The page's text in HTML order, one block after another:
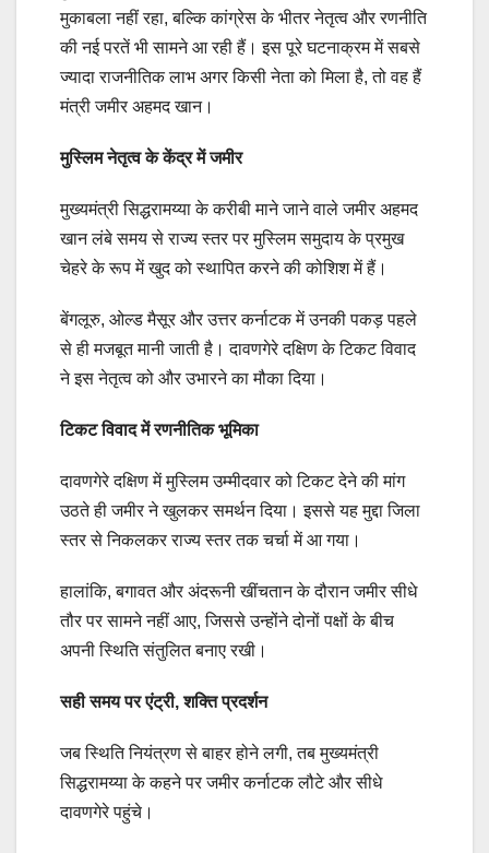
मुकाबला नहीं रहा, बल्कि कांग्रेस के भीतर नेतृत्व और रणनीति
की नई परतें भी सामने आ रही हैं। इस पूरे घटनाक्रम में सबसे
ज्यादा राजनीतिक लाभ अगर किसी नेता को मिला है, तो वह हैं
मंत्री जमीर अहमद खान।
मुस्लिम नेतृत्व के केंद्र में जमीर
मुख्यमंत्री सिद्धरामय्या के करीबी माने जाने वाले जमीर अहमद
खान लंबे समय से राज्य स्तर पर मुस्लिम समुदाय के प्रमुख
चेहरे के रूप में खुद को स्थापित करने की कोशिश में हैं।
बेंगलूरु, ओल्ड मैसूर और उत्तर कर्नाटक में उनकी पकड़ पहले
से ही मजबूत मानी जाती है। दावणगेरे दक्षिण के टिकट विवाद
ने इस नेतृत्व को और उभारने का मौका दिया।
टिकट विवाद में रणनीतिक भूमिका
दावणगेरे दक्षिण में मुस्लिम उम्मीदवार को टिकट देने की मांग
उठते ही जमीर ने खुलकर समर्थन दिया। इससे यह मुद्दा जिला
स्तर से निकलकर राज्य स्तर तक चर्चा में आ गया।
हालांकि, बगावत और अंदरूनी खींचतान के दौरान जमीर सीधे
तौर पर सामने नहीं आए, जिससे उन्होंने दोनों पक्षों के बीच
अपनी स्थिति संतुलित बनाए रखी।
सही समय पर एंट्री, शक्ति प्रदर्शन
जब स्थिति नियंत्रण से बाहर होने लगी, तब मुख्यमंत्री
सिद्धरामय्या के कहने पर जमीर कर्नाटक लौटे और सीधे
दावणगेरे पहुंचे।